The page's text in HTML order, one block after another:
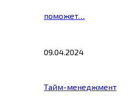
поможет…
09.04.2024
Тайм-менеджмент